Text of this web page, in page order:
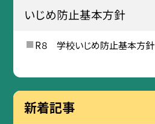
いじめ防止基本方針
R８ 学校いじめ防止基本方針
新着記事